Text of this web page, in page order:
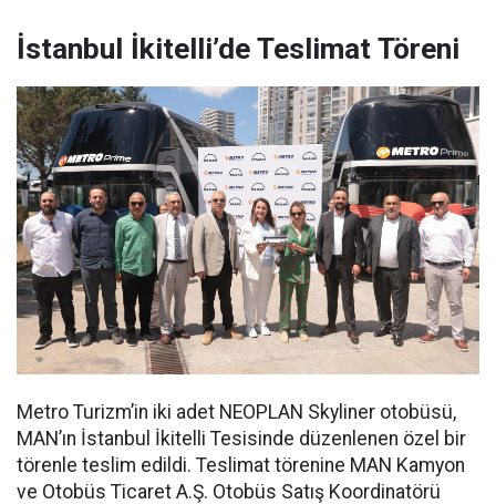
İstanbul İkitelli’de Teslimat Töreni
Metro Turizm’in iki adet NEOPLAN Skyliner otobüsü,
MAN’ın İstanbul İkitelli Tesisinde düzenlenen özel bir
törenle teslim edildi. Teslimat törenine MAN Kamyon
ve Otobüs Ticaret A.Ş. Otobüs Satış Koordinatörü